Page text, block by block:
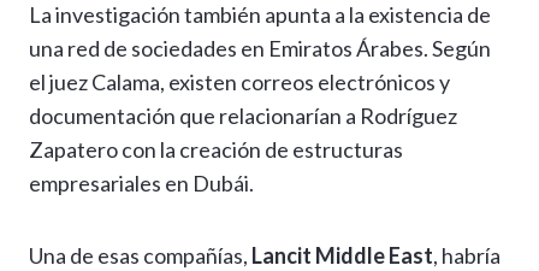
La investigación también apunta a la existencia de
una red de sociedades en Emiratos Árabes. Según
el juez Calama, existen correos electrónicos y
documentación que relacionarían a Rodríguez
Zapatero con la creación de estructuras
empresariales en Dubái.
Una de esas compañías, Lancit Middle East, habría